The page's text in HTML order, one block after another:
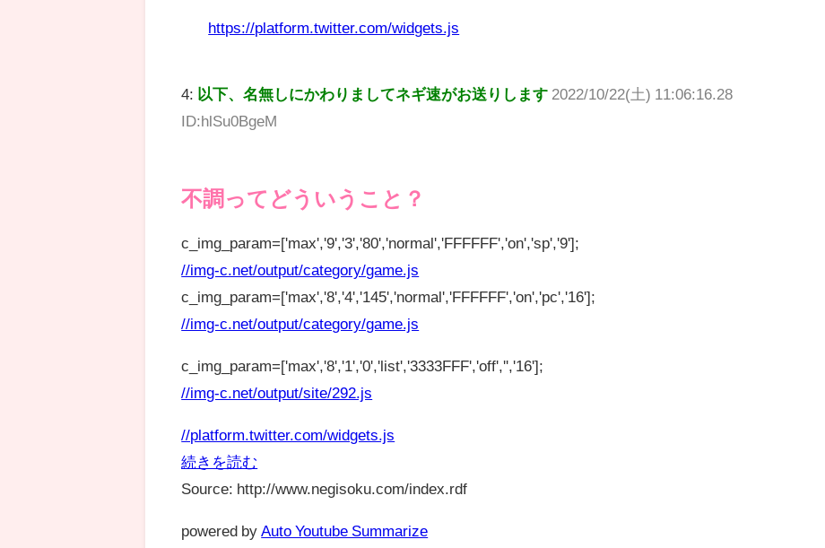
https://platform.twitter.com/widgets.js
4: 以下、名無しにかわりましてネギ速がお送りします 2022/10/22(土) 11:06:16.28
ID:hlSu0BgeM
不調ってどういうこと？
c_img_param=['max','9','3','80','normal','FFFFFF','on','sp','9'];
//img-c.net/output/category/game.js
c_img_param=['max','8','4','145','normal','FFFFFF','on','pc','16'];
//img-c.net/output/category/game.js
c_img_param=['max','8','1','0','list','3333FFF','off','','16'];
//img-c.net/output/site/292.js
//platform.twitter.com/widgets.js
続きを読む
Source: http://www.negisoku.com/index.rdf
powered by Auto Youtube Summarize